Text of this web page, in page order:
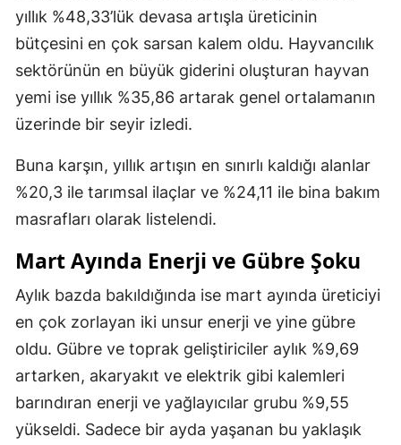
yıllık %48,33’lük devasa artışla üreticinin
bütçesini en çok sarsan kalem oldu. Hayvancılık
sektörünün en büyük giderini oluşturan hayvan
yemi ise yıllık %35,86 artarak genel ortalamanın
üzerinde bir seyir izledi.
Buna karşın, yıllık artışın en sınırlı kaldığı alanlar
%20,3 ile tarımsal ilaçlar ve %24,11 ile bina bakım
masrafları olarak listelendi.
Mart Ayında Enerji ve Gübre Şoku
Aylık bazda bakıldığında ise mart ayında üreticiyi
en çok zorlayan iki unsur enerji ve yine gübre
oldu. Gübre ve toprak geliştiriciler aylık %9,69
artarken, akaryakıt ve elektrik gibi kalemleri
barındıran enerji ve yağlayıcılar grubu %9,55
yükseldi. Sadece bir ayda yaşanan bu yaklaşık